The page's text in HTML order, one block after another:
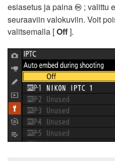
esiasetus ja paina J ; valittu
seuraaviin valokuviin. Voit
valitsemalla [Off].